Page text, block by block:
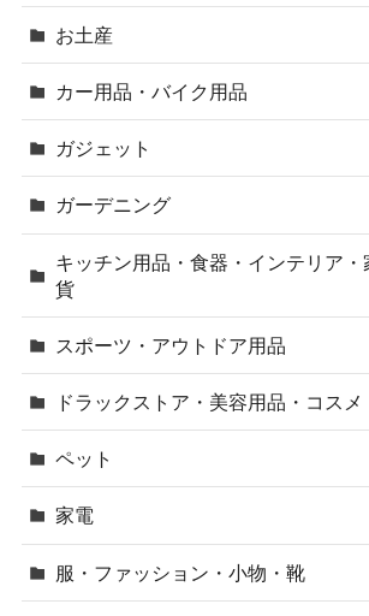
お土産
カー用品・バイク用品
ガジェット
ガーデニング
キッチン用品・食器・インテリア
貨
スポーツ・アウトドア用品
ドラックストア・美容用品・コスメ
ペット
家電
服・ファッション・小物・靴